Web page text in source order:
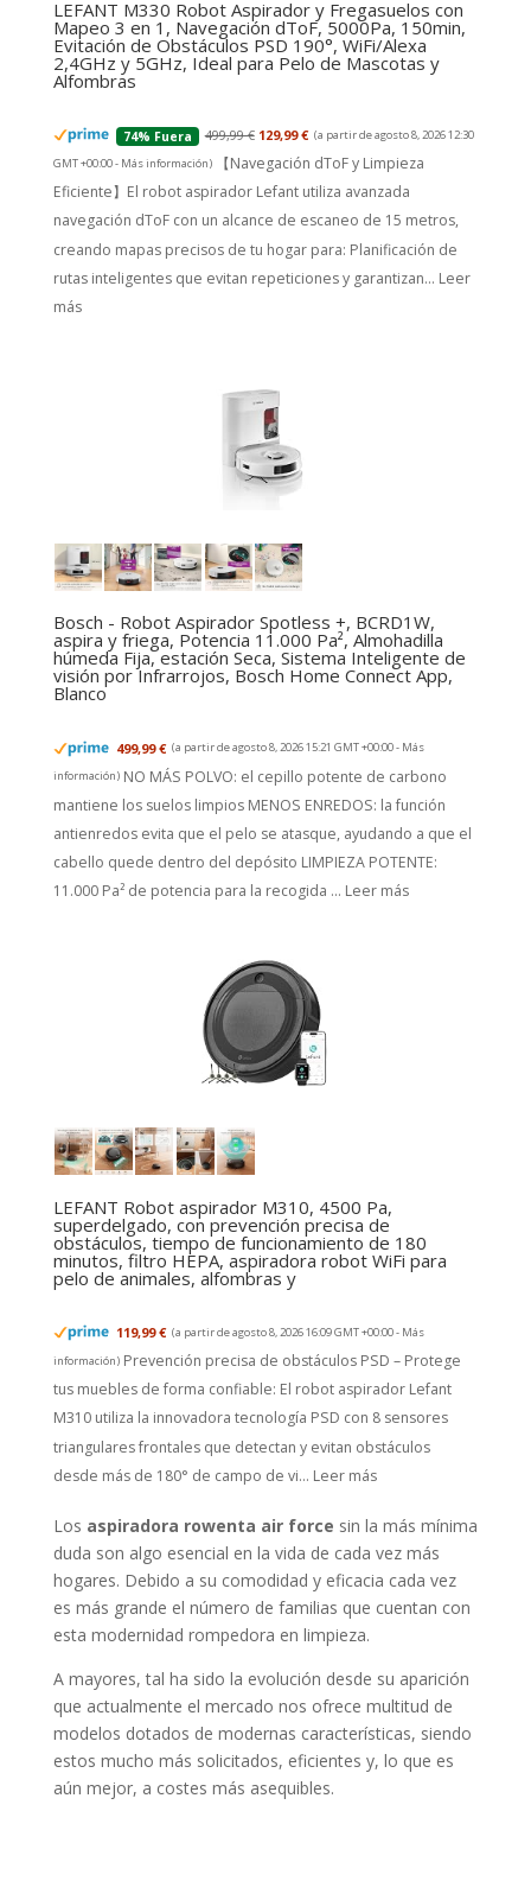
LEFANT M330 Robot Aspirador y Fregasuelos con
Mapeo 3 en 1, Navegación dToF, 5000Pa, 150min,
Evitación de Obstáculos PSD 190°, WiFi/Alexa
2,4GHz y 5GHz, Ideal para Pelo de Mascotas y
Alfombras
74% Fuera 499,99 € 129,99 € (a partir de agosto 8, 2026 12:30
GMT +00:00 - Más información)
【Navegación dToF y Limpieza
Eficiente】El robot aspirador Lefant utiliza avanzada
navegación dToF con un alcance de escaneo de 15 metros,
creando mapas precisos de tu hogar para: Planificación de
rutas inteligentes que evitan repeticiones y garantizan... Leer
más
Bosch - Robot Aspirador Spotless +, BCRD1W,
aspira y friega, Potencia 11.000 Pa², Almohadilla
húmeda Fija, estación Seca, Sistema Inteligente de
visión por Infrarrojos, Bosch Home Connect App,
Blanco
499,99 € (a partir de agosto 8, 2026 15:21 GMT +00:00 - Más
información) NO MÁS POLVO: el cepillo potente de carbono
mantiene los suelos limpios MENOS ENREDOS: la función
antienredos evita que el pelo se atasque, ayudando a que el
cabello quede dentro del depósito LIMPIEZA POTENTE:
11.000 Pa² de potencia para la recogida ... Leer más
LEFANT Robot aspirador M310, 4500 Pa,
superdelgado, con prevención precisa de
obstáculos, tiempo de funcionamiento de 180
minutos, filtro HEPA, aspiradora robot WiFi para
pelo de animales, alfombras y
119,99 € (a partir de agosto 8, 2026 16:09 GMT +00:00 - Más
información) Prevención precisa de obstáculos PSD – Protege
tus muebles de forma confiable: El robot aspirador Lefant
M310 utiliza la innovadora tecnología PSD con 8 sensores
triangulares frontales que detectan y evitan obstáculos
desde más de 180° de campo de vi... Leer más
Los aspiradora rowenta air force sin la más mínima
duda son algo esencial en la vida de cada vez más
hogares. Debido a su comodidad y eficacia cada vez
es más grande el número de familias que cuentan con
esta modernidad rompedora en limpieza.
A mayores, tal ha sido la evolución desde su aparición
que actualmente el mercado nos ofrece multitud de
modelos dotados de modernas características, siendo
estos mucho más solicitados, eficientes y, lo que es
aún mejor, a costes más asequibles.